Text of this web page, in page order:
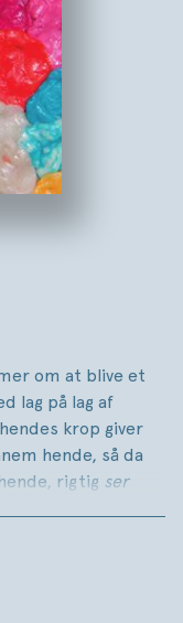
om at blive et
lag på lag af
krop giver
hende, så da
rigtig ser
tage bolig i